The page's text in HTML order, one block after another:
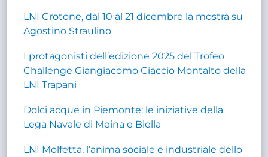
LNI Crotone, dal 10 al 21 dicembre la mostra su
Agostino Straulino
I protagonisti dell’edizione 2025 del Trofeo
Challenge Giangiacomo Ciaccio Montalto della
LNI Trapani
Dolci acque in Piemonte: le iniziative della
Lega Navale di Meina e Biella
LNI Molfetta, l’anima sociale e industriale dello